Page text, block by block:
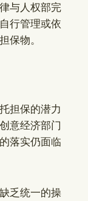
与人权部完
行管理或依
保物。
担保的潜力
意经济部门
落实仍面临
乏统一的操